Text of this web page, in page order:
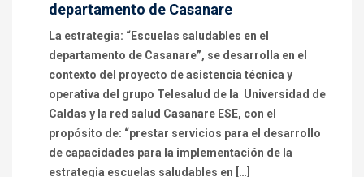
departamento de Casanare
La estrategia: “Escuelas saludables en el
departamento de Casanare”, se desarrolla en el
contexto del proyecto de asistencia técnica y
operativa del grupo Telesalud de la Universidad de
Caldas y la red salud Casanare ESE, con el
propósito de: “prestar servicios para el desarrollo
de capacidades para la implementación de la
estrategia escuelas saludables en […]